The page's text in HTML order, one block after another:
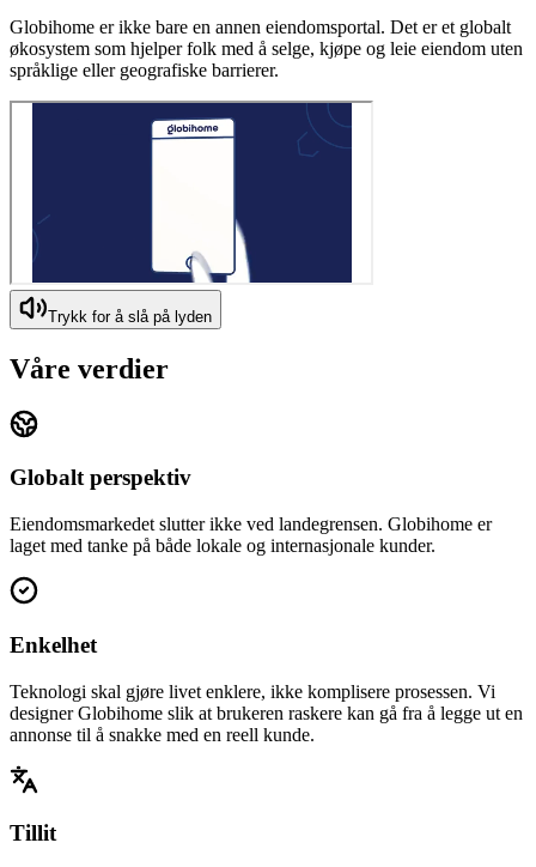
Globihome er ikke bare en annen eiendomsportal. Det er et globalt
økosystem som hjelper folk med å selge, kjøpe og leie eiendom uten
språklige eller geografiske barrierer.
Trykk for å slå på lyden
Våre verdier
Globalt perspektiv
Eiendomsmarkedet slutter ikke ved landegrensen. Globihome er
laget med tanke på både lokale og internasjonale kunder.
Enkelhet
Teknologi skal gjøre livet enklere, ikke komplisere prosessen. Vi
designer Globihome slik at brukeren raskere kan gå fra å legge ut en
annonse til å snakke med en reell kunde.
Tillit